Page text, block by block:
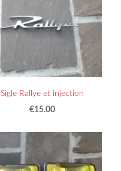
Sigle Rallye et injection
€15.00